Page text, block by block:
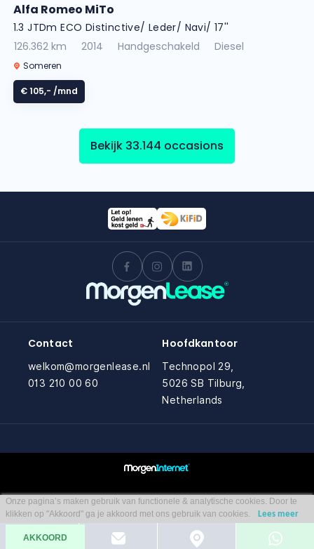
Alfa Romeo MiTo
1.3 JTDm ECO Distinctive/ Leder/ Navi/ 17''
126.362 km
2014 Handgeschakeld Diesel
Someren
€ 105,- /mnd
Bekijk 33.144 occasions
Contact
welkom@morgenlease.nl
013 210 00 60
Hoofdkantoor
Technopol 29,
5026 SB Tilburg,
Netherlands
Onze pagina’s maken gebruik van functionele & analytische cookies. Door te
klikken op "Akkoord" ga je akkoord met ons gebruik van cookies.
Lees meer
AKKOORD